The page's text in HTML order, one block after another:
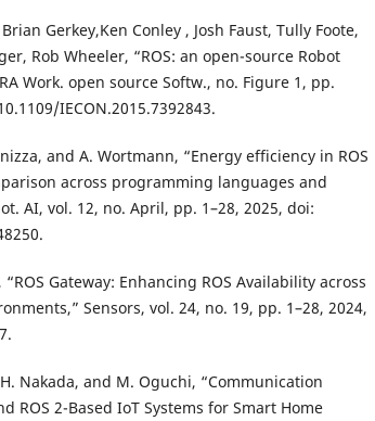
Gerkey,Ken Conley , Josh Faust, Tully Foote,
Rob Wheeler, “ROS: an open-source Robot
Work. open source Softw., no. Figure 1, pp.
IECON.2015.7392843.
and A. Wortmann, “Energy efficiency in ROS
across programming languages and
AI, vol. 12, no. April, pp. 1–28, 2025, doi:
“ROS Gateway: Enhancing ROS Availability across
Sensors, vol. 24, no. 19, pp. 1–28, 2024,
H. Nakada, and M. Oguchi, “Communication
ROS 2-Based IoT Systems for Smart Home